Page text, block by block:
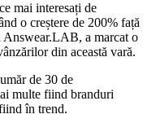
mai interesați de
o creștere de 200% față
Answear.LAB, a marcat o
din această vară.
de 30 de
multe fiind branduri
în trend.